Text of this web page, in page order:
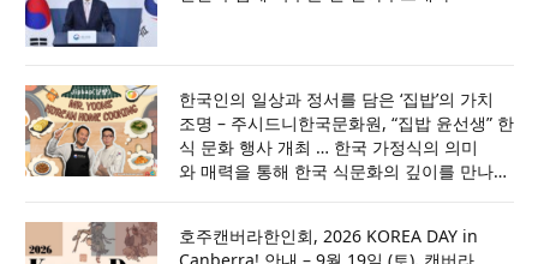
한국인의 일상과 정서를 담은 ‘집밥’의 가치
조명 – 주시드니한국문화원, “집밥 윤선생” 한
식 문화 행사 개최 … 한국 가정식의 의미
와 매력을 통해 한국 식문화의 깊이를 만나
호주캔버라한인회, 2026 KOREA DAY in